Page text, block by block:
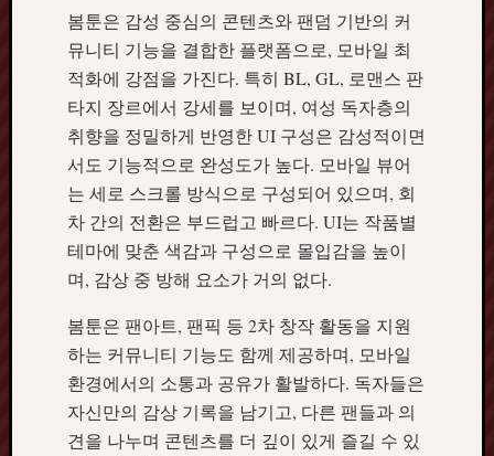
봄툰은 감성 중심의 콘텐츠와 팬덤 기반의 커
뮤니티 기능을 결합한 플랫폼으로, 모바일 최
적화에 강점을 가진다. 특히 BL, GL, 로맨스 판
타지 장르에서 강세를 보이며, 여성 독자층의
취향을 정밀하게 반영한 UI 구성은 감성적이면
서도 기능적으로 완성도가 높다. 모바일 뷰어
는 세로 스크롤 방식으로 구성되어 있으며, 회
차 간의 전환은 부드럽고 빠르다. UI는 작품별
테마에 맞춘 색감과 구성으로 몰입감을 높이
며, 감상 중 방해 요소가 거의 없다.
봄툰은 팬아트, 팬픽 등 2차 창작 활동을 지원
하는 커뮤니티 기능도 함께 제공하며, 모바일
환경에서의 소통과 공유가 활발하다. 독자들은
자신만의 감상 기록을 남기고, 다른 팬들과 의
견을 나누며 콘텐츠를 더 깊이 있게 즐길 수 있